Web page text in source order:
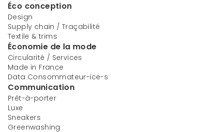
Éco conception
Design
Supply chain / Traçabilité
Textile & trims
Économie de la mode
Circularité / Services
Made in France
Data Consommateur-ice-s
Communication
Prêt-à-porter
Luxe
Sneakers
Greenwashing